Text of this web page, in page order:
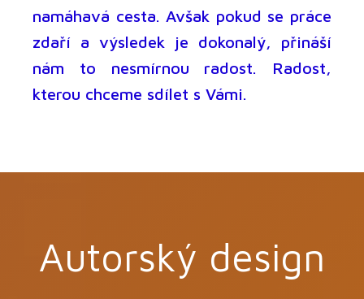
namáhavá cesta. Avšak pokud se práce
zdaří a výsledek je dokonalý, přináší
nám to nesmírnou radost. Radost,
kterou chceme sdílet s Vámi.
Autorský design